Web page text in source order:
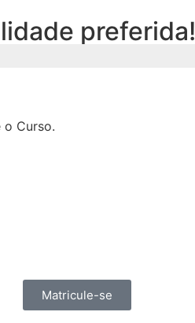
preferida!
o Curso.
Matricule-se